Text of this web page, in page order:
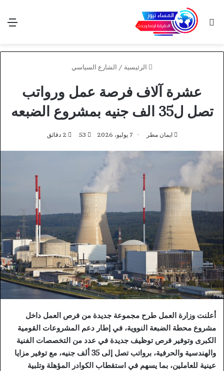
بحث عن
الرئيسية / الشارع السياسي
عشرة آلاف فرصة عمل ورواتب
تصل ل35 الف جنيه بمشروع الضبعه
ايمان مطر 7 يوليو، 2026 53
أعلنت وزارة العمل طرح مجموعة جديدة من فرص العمل داخل
مشروع محطة الضبعة النووية، في إطار دعم المشروعات القومية
الكبرى وتوفير فرص توظيف جديدة في عدد من التخصصات الفنية
والهندسية والحرفية، برواتب تصل إلى 35 ألف جنيه، مع توفير مزايا
عينية للعاملين، بما يسهم في استقطاب الكوادر المؤهلة وتلبية